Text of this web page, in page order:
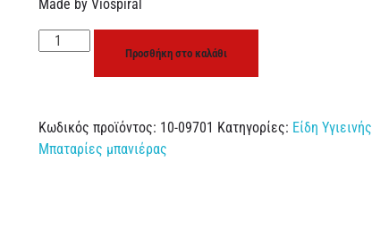
Made by Viospiral
Προσθήκη στο καλάθι
Κωδικός προϊόντος: 10-09701 Κατηγορίες: Είδη Υγιεινής
Μπαταρίες μπανιέρας